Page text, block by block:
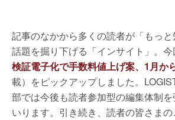
記事のなかから多くの読者が「もっ
話題を掘り下げる「インサイト」。今
検証電子化で手数料値上げ案、1月か
載）をピックアップしました。
部では今後も読者参加型の編集体制
いります。引き続き、読者の皆さま